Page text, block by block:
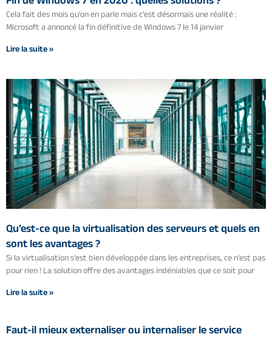
Cela fait des mois qu’on en parle mais c’est désormais une réalité :
Microsoft a annoncé la fin définitive de Windows 7 le 14 janvier
Lire la suite »
Qu’est-ce que la virtualisation des serveurs et quels en
sont les avantages ?
Si la virtualisation s’est bien développée dans les entreprises, ce n’est pas
pour rien ! La solution offre des avantages indéniables que ce soit pour
Lire la suite »
Faut-il mieux externaliser ou internaliser le service